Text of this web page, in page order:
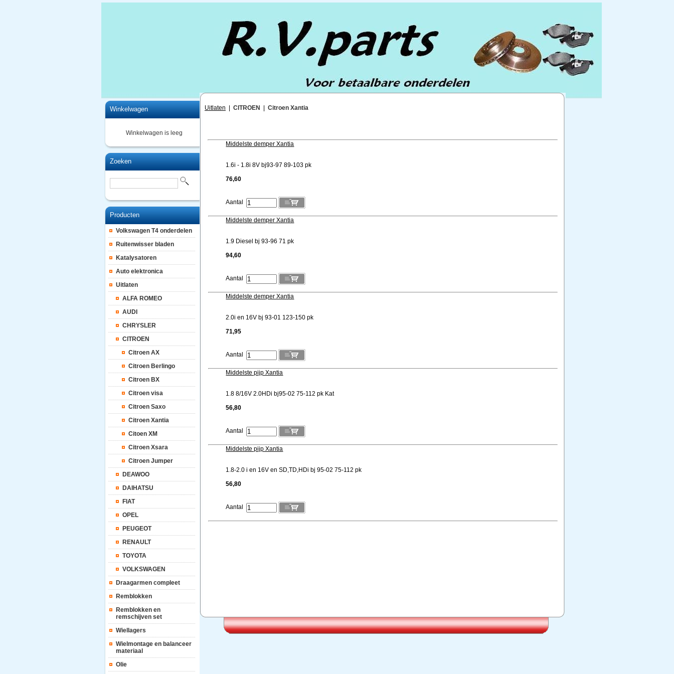
Winkelwagen
Winkelwagen is leeg
Zoeken
Producten
Volkswagen T4 onderdelen
Ruitenwisser bladen
Katalysatoren
Auto elektronica
Uitlaten
ALFA ROMEO
AUDI
CHRYSLER
CITROEN
Citroen AX
Citroen Berlingo
Citroen BX
Citroen visa
Citroen Saxo
Citroen Xantia
Citoen XM
Citroen Xsara
Citroen Jumper
DEAWOO
DAIHATSU
FIAT
OPEL
PEUGEOT
RENAULT
TOYOTA
VOLKSWAGEN
Draagarmen compleet
Remblokken
Remblokken en
remschijven set
Wiellagers
Wielmontage en balanceer
materiaal
Olie
Uitlaten CITROEN Citroen Xantia
Middelste demper Xantia
1.6i - 1.8i 8V bj93-97 89-103 pk
76,60
Aantal
Middelste demper Xantia
1.9 Diesel bj 93-96 71 pk
94,60
Aantal
Middelste demper Xantia
2.0i en 16V bj 93-01 123-150 pk
71,95
Aantal
Middelste pijp Xantia
1.8 8/16V 2.0HDi bj95-02 75-112 pk Kat
56,80
Aantal
Middelste pijp Xantia
1.8-2.0 i en 16V en SD,TD,HDi bj 95-02 75-112 pk
56,80
Aantal